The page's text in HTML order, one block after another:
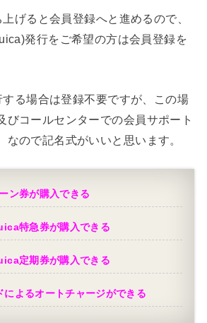
げると会員登録へと進めるので、
発行をご希望の方は会員登録を
る場合は登録不要ですが、この場
びコールセンターでの会員サポート
なので記名式がいいと思います。
ン券が購入できる
特急券が購入できる
定期券が購入できる
によるオートチャージができる